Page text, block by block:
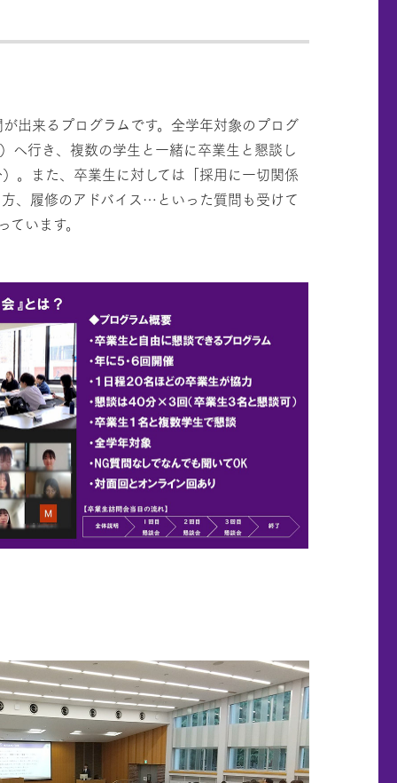
出来るプログラムです。全学年対象のプログ
へ行き、複数の学生と一緒に卒業生と懇談し
。また、卒業生に対しては「採用に一切関係
、履修のアドバイス…といった質問も受けて
います。